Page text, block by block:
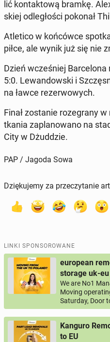
lić kon­tak­to­wą bramkę.
skiej od­le­gło­ści pokonał
Atle­ti­co w koń­ców­ce
piłce, ale wynik już się nie
Dzień wcze­śniej
5:0. Le­wan­dow­ski i
na ławce re­zer­wo­wych.
Finał zo­sta­nie ro­ze­gra­ny
tka­nia za­pla­no­wa­no na
City w Dżud­dzie.
PAP / Jagoda Sowa
Dziękujemy za przeczytanie
LINKI SPONSOROWANE
european
storage uk-eu
We are No1
Moving
Saturday, Door
Kanguro
to EU